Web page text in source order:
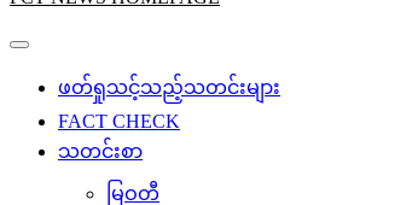
ဖတ်ရှုသင့်သည့်သတင်းများ
FACT CHECK
သတင်းစာ
မြဝတီ